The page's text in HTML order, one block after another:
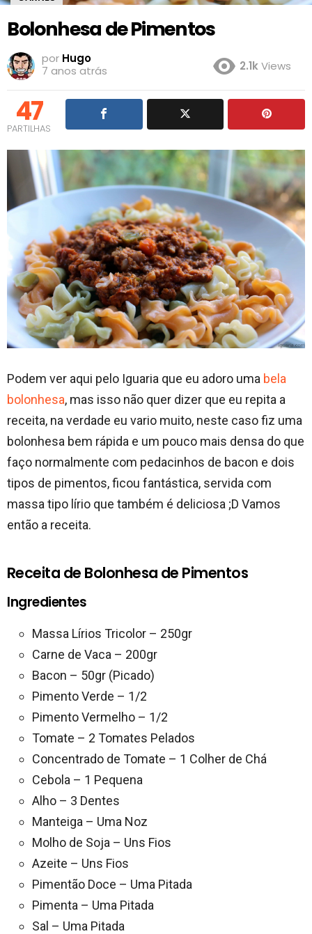
Bolonhesa de Pimentos
por Hugo
7 anos atrás
2.1kViews
47
PARTILHAS
Podem ver aqui pelo Iguaria que eu adoro uma bela
bolonhesa, mas isso não quer dizer que eu repita a
receita, na verdade eu vario muito, neste caso fiz uma
bolonhesa bem rápida e um pouco mais densa do que
faço normalmente com pedacinhos de bacon e dois
tipos de pimentos, ficou fantástica, servida com
massa tipo lírio que também é deliciosa ;D Vamos
então a receita.
Receita de Bolonhesa de Pimentos
Ingredientes
Massa Lírios Tricolor – 250gr
Carne de Vaca – 200gr
Bacon – 50gr (Picado)
Pimento Verde – 1/2
Pimento Vermelho – 1/2
Tomate – 2 Tomates Pelados
Concentrado de Tomate – 1 Colher de Chá
Cebola – 1 Pequena
Alho – 3 Dentes
Manteiga – Uma Noz
Molho de Soja – Uns Fios
Azeite – Uns Fios
Pimentão Doce – Uma Pitada
Pimenta – Uma Pitada
Sal – Uma Pitada